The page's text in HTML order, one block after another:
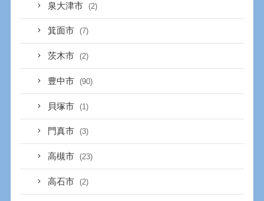
泉大津市 (2)
箕面市 (7)
茨木市 (2)
豊中市 (90)
貝塚市 (1)
門真市 (3)
高槻市 (23)
高石市 (2)